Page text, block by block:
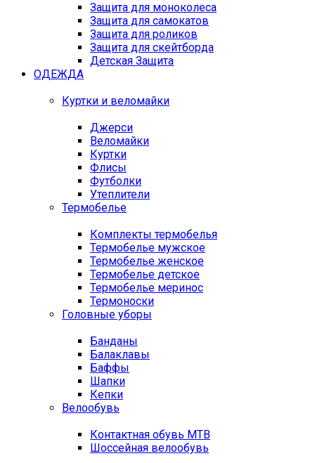
Защита для моноколеса
Защита для самокатов
Защита для роликов
Защита для скейтборда
Детская Защита
ОДЕЖДА
Куртки и веломайки
Джерси
Веломайки
Куртки
Флисы
Футболки
Утеплители
Термобелье
Комплекты термобелья
Термобелье мужское
Термобелье женское
Термобелье детское
Термобелье меринос
Термоноски
Головные уборы
Банданы
Балаклавы
Баффы
Шапки
Кепки
Велообувь
Контактная обувь MTB
Шоссейная велообувь